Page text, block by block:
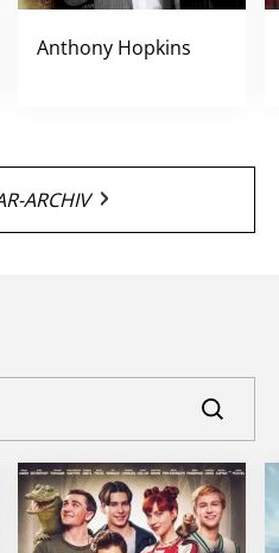
Anthony Hopkins
ARCHIV